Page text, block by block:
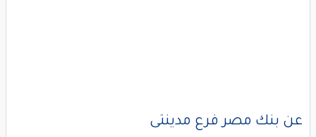
عن بنك مصر فرع مدينتى